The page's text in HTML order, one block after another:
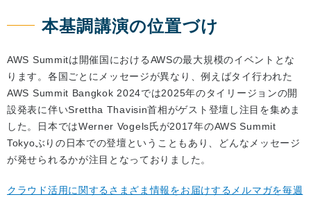
本基調講演の位置づけ
AWS Summitは開催国におけるAWSの最大規模のイベントとな
ります。各国ごとにメッセージが異なり、例えばタイ行われた
AWS Summit Bangkok 2024では2025年のタイリージョンの開
設発表に伴いSrettha Thavisin首相がゲスト登壇し注目を集めま
した。日本ではWerner Vogels氏が2017年のAWS Summit
Tokyoぶりの日本での登壇ということもあり、どんなメッセージ
が発せられるかが注目となっておりました。
クラウド活用に関するさまざま情報をお届けするメルマガを毎週